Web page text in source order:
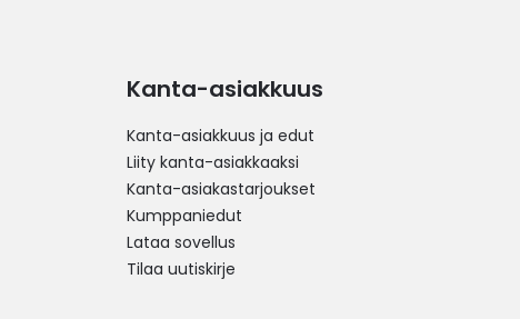
Kanta-asiakkuus
Kanta-asiakkuus ja edut
Liity kanta-asiakkaaksi
Kanta-asiakastarjoukset
Kumppaniedut
Lataa sovellus
Tilaa uutiskirje